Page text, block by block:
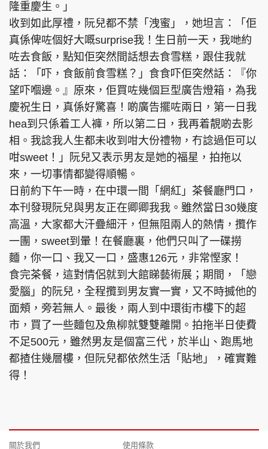
隆重慶生。」
收到如此厚禮，阮兒都不禁「洩蜜」，她坦言：「佢
真係俾咗個好大嘅surprise我！生日前一天，我哋約
咗去食飯，點知佢突然間話想去食雪糕，跟住我就
話：「吓，食飯前食雪糕？」食食吓佢突然話：『你
望吓嗰邊。』原來，佢買咗幾個巨型廣告燈箱，為我
慶祝生日，真係好驚喜！啲廣告擺咗兩日，第一日我
hea到只係着工人褲，所以第二日，我再着靚啲去影
相。我諗我人生都未收到咁大份禮物，冇諗過佢可以
咁sweet！」阮兒又表示男友是她的福星，拍拖以
來，一切事情都變得順暢。
日前約下午一時，在中環一間「網紅」茶餐廳門口，
本刊發現阮兒與男友正在卿卿我我。雖然當日30幾度
高溫，大家都大汗疊細汗，但無阻兩人的熱情，攬作
一團，sweet到暈！在餐廳裏，他們只叫了一碟撈
麵，你一口、我又一口，盛惠126元，非常慳家！
食完茶餐，這對情侶就到大館睇藝術展；期間，「戀
愛腦」的阮兒，全程攬到男友實一實，又不時搣他的
面頰，旁若無人。最後，兩人到中環街市樓下的超
市，買了一些麵包及魚柳就雙雙離開。拍拖半日使費
不足500元，雖然男友是個富三代，於半山、跑馬地
都揸住幾層樓，但阮兒都依然生活「貼地」，確實難
得！
關於我們 使用條款